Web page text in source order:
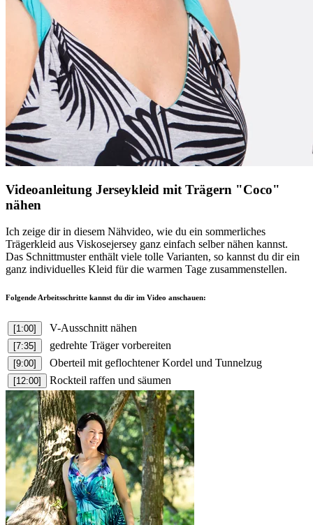
Videoanleitung Jerseykleid mit Trägern "Coco"
nähen
Ich zeige dir in diesem Nähvideo, wie du ein sommerliches
Trägerkleid aus Viskosejersey ganz einfach selber nähen kannst.
Das Schnittmuster enthält viele tolle Varianten, so kannst du dir ein
ganz individuelles Kleid für die warmen Tage zusammenstellen.
Folgende Arbeitsschritte kannst du dir im Video anschauen:
[1:00] V-Ausschnitt nähen
[7:35] gedrehte Träger vorbereiten
[9:00] Oberteil mit geflochtener Kordel und Tunnelzug
[12:00] Rockteil raffen und säumen